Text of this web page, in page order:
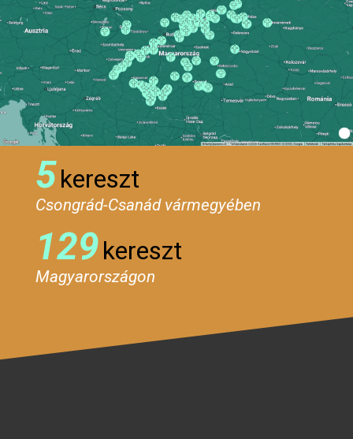
5kereszt
Csongrád-Csanád vármegyében
129kereszt
Magyarországon